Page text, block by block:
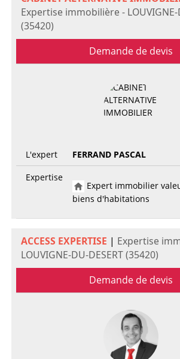
Expertise immobilière - LOUVIGNE-
(35420)
Demande de devis
L'expert
FERRAND PASCAL
Expertise
Expert immobilier
biens d'habitations
ACCESS EXPERTISE | Expertise
LOUVIGNE-DU-DESERT (35420)
Demande de devis